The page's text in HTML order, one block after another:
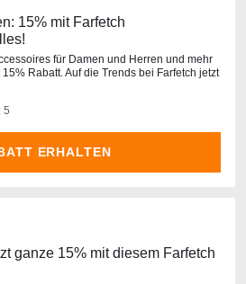
15% mit Farfetch
für Damen und Herren und mehr
Rabatt. Auf die Trends bei Farfetch jetzt
5
ERHALTEN
ganze 15% mit diesem Farfetch